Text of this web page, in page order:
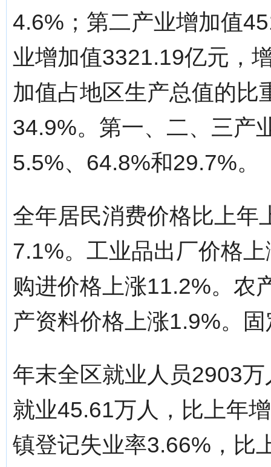
4.6%；第二产业增加值
业增加值3321.19亿元，
加值占地区生产总值的比
34.9%。第一、二、三产
5.5%、64.8%和29.7%。
全年居民消费价格比上年
7.1%。工业品出厂价格
购进价格上涨11.2%。农
产资料价格上涨1.9%。
年末全区就业人员2903
就业45.61万人，比上年
镇登记失业率3.66%，比